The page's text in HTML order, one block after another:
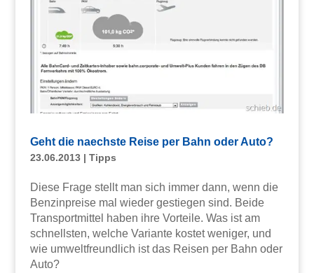
Geht die naechste Reise per Bahn oder Auto?
23.06.2013| Tipps
Diese Frage stellt man sich immer dann, wenn die
Benzinpreise mal wieder gestiegen sind. Beide
Transportmittel haben ihre Vorteile. Was ist am
schnellsten, welche Variante kostet weniger, und
wie umweltfreundlich ist das Reisen per Bahn oder
Auto?